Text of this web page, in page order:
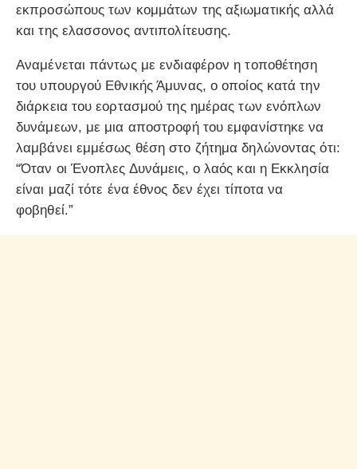
εκπροσώπους των κομμάτων της αξιωματικής αλλά
και της ελασσονος αντιπολίτευσης.
Αναμένεται πάντως με ενδιαφέρον η τοποθέτηση
του υπουργού Εθνικής Άμυνας, ο οποίος κατά την
διάρκεια του εορτασμού της ημέρας των ενόπλων
δυνάμεων, με μια αποστροφή του εμφανίστηκε να
λαμβάνει εμμέσως θέση στο ζήτημα δηλώνοντας ότι:
“Όταν οι Ένοπλες Δυνάμεις, ο λαός και η Εκκλησία
είναι μαζί τότε ένα έθνος δεν έχει τίποτα να
φοβηθεί.”